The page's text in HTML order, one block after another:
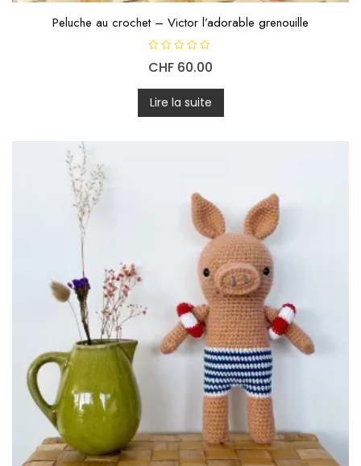
Peluche au crochet – Victor l’adorable grenouille
o
e
0
s
u
CHF 60.00
Lire la suite